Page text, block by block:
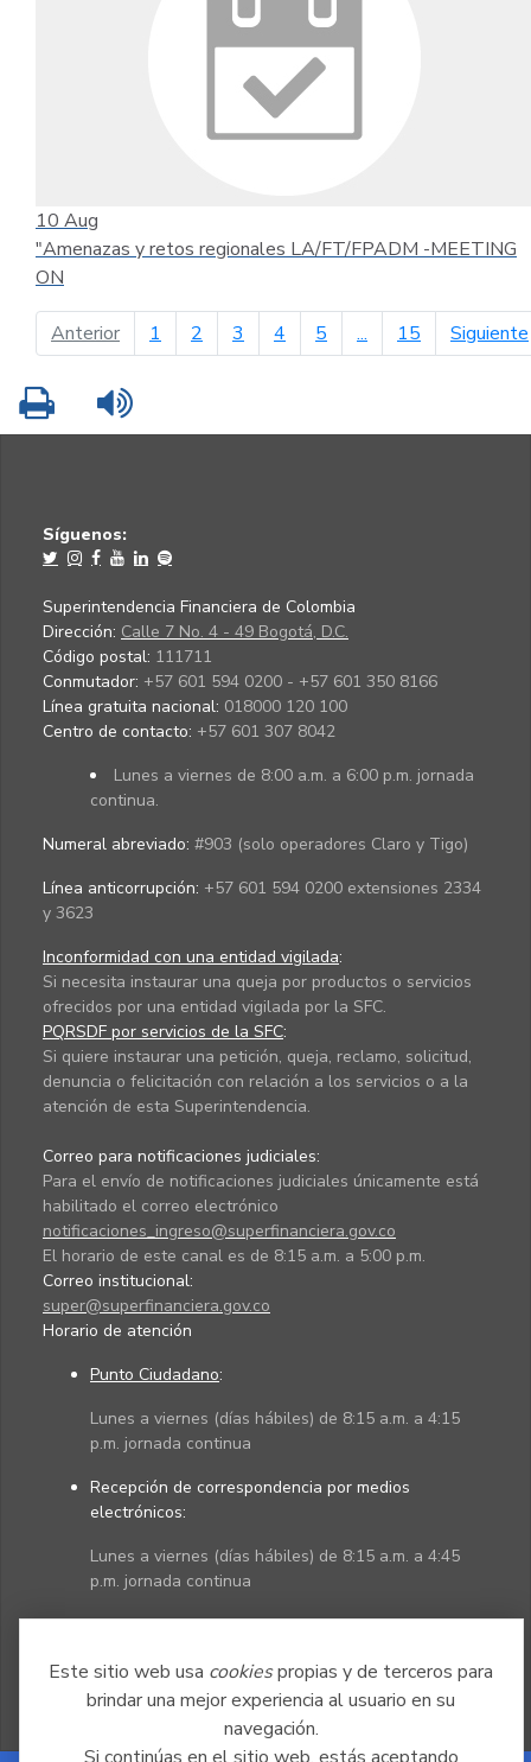
Este sitio web usa cookiespropias y de terceros para
brindar una mejor experiencia al usuario en su
navegación.
10 Aug
"Amenazas y retos regionales LA/FT/FPADM -MEETING
ON
Anteriorpágina anterior
1 2 3 4 5 ... 15 Siguiente
Imprimir
Síguenos:
Superintendencia Financiera de Colombia
Dirección: Calle 7 No. 4 - 49 Bogotá, D.C.
Código postal: 111711
Conmutador: +57 601 594 0200 - +57 601 350 8166
Línea gratuita nacional: 018000 120 100
Centro de contacto: +57 601 307 8042
Lunes a viernes de 8:00 a.m. a 6:00 p.m. jornada
continua.
Numeral abreviado: #903 (solo operadores Claro y Tigo)
Línea anticorrupción: +57 601 594 0200 extensiones 2334
y 3623
Inconformidad con una entidad vigilada:
Si necesita instaurar una queja por productos o servicios
ofrecidos por una entidad vigilada por la SFC.
PQRSDF por servicios de la SFC:
Si quiere instaurar una petición, queja, reclamo, solicitud,
denuncia o felicitación con relación a los servicios o a la
atención de esta Superintendencia.
Correo para notificaciones judiciales:
Para el envío de notificaciones judiciales únicamente está
habilitado el correo electrónico
notificaciones_ingreso@superfinanciera.gov.co
El horario de este canal es de 8:15 a.m. a 5:00 p.m.
Correo institucional:
super@superfinanciera.gov.co
Horario de atención
Punto Ciudadano:
Lunes a viernes (días hábiles) de 8:15 a.m. a 4:15
p.m. jornada continua
Recepción de correspondencia por medios
electrónicos:
Lunes a viernes (días hábiles) de 8:15 a.m. a 4:45
p.m. jornada continua